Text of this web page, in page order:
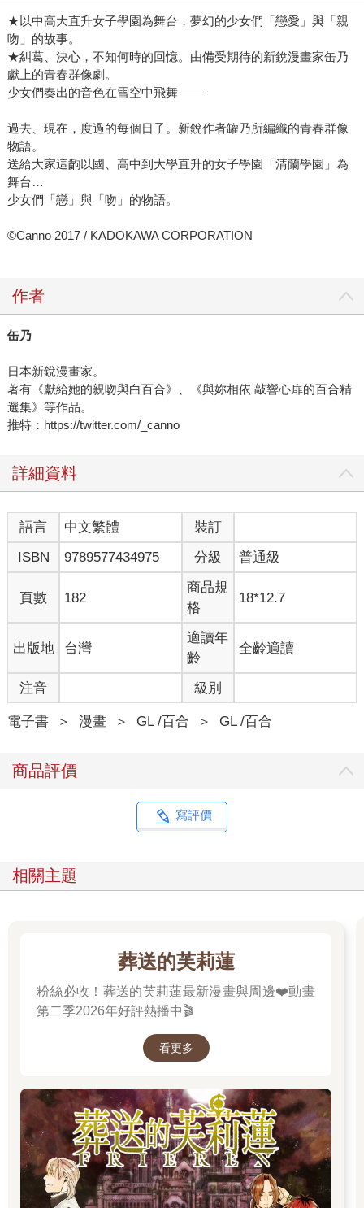
★以中高大直升女子學園為舞台，夢幻的少女們「戀愛」與「親
吻」的故事。
★糾葛、決心，不知何時的回憶。由備受期待的新銳漫畫家缶乃
獻上的青春群像劇。
少女們奏出的音色在雪空中飛舞――
過去、現在，度過的每個日子。新銳作者罐乃所編織的青春群像
物語。
送給大家這齣以國、高中到大學直升的女子學園「清蘭學園」為
舞台…
少女們「戀」與「吻」的物語。
©Canno 2017 / KADOKAWA CORPORATION
作者
缶乃
日本新銳漫畫家。
著有《獻給她的親吻與白百合》、《與妳相依 敲響心扉的百合精
選集》等作品。
推特：https://twitter.com/_canno
詳細資料
語言 中文繁體
裝訂
ISBN
9789577434975 分級 普通級
頁數 182
商品規
格
18*12.7
出版地 台灣
適讀年
齡
全齡適讀
注音 級別
電子書 ＞ 漫畫 ＞ GL /百合 ＞ GL /百合
商品評價
寫評價
相關主題
葬送的芙莉蓮
粉絲必收！葬送的芙莉蓮最新漫畫與周邊❤️動畫
第二季2026年好評熱播中🎬
看更多